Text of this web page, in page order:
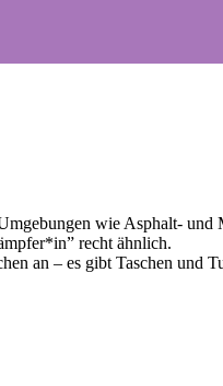
wie Asphalt- und
recht ähnlich.
an – es gibt Taschen